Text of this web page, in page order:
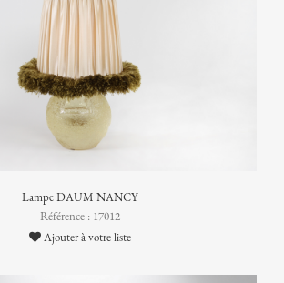
Lampe DAUM NANCY
Référence : 17012
Ajouter à votre liste